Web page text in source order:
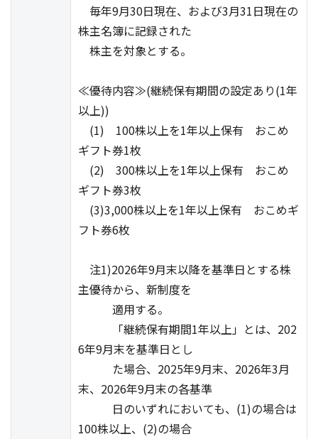
毎年9月30日現在、および3月31日現在の
株主名簿に記録された
株主を対象とする。
≪優待内容≫(継続保有期間の設定あり(1年
以上))
(1) 100株以上を1年以上保有 おこめ
ギフト券1枚
(2) 300株以上を1年以上保有 おこめ
ギフト券3枚
(3)3,000株以上を1年以上保有 おこめギ
フト券6枚
注1)2026年9月末以降を基準日とする株
主優待から、新制度を
適用する。
「継続保有期間1年以上」とは、202
6年9月末を基準日とし
た場合、2025年9月末、2026年3月
末、2026年9月末の各基準
日のいずれにおいても、(1)の場合は
100株以上、(2)の場合